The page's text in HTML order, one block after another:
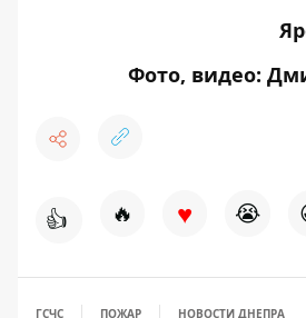
Фото, видео:
👍 🔥 ♥ 😭
ГСЧС ПОЖАР НОВОСТИ ДНЕПРА